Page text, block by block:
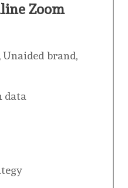
Zoom
brand,
data